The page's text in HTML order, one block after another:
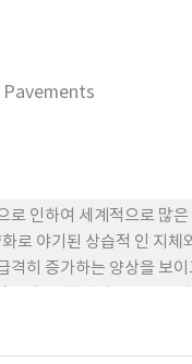
인하여 세계적으로 많
로 야기된 상습적 인 지체
히 증가하는 양상을 보
였으며 포장체에 삽입된